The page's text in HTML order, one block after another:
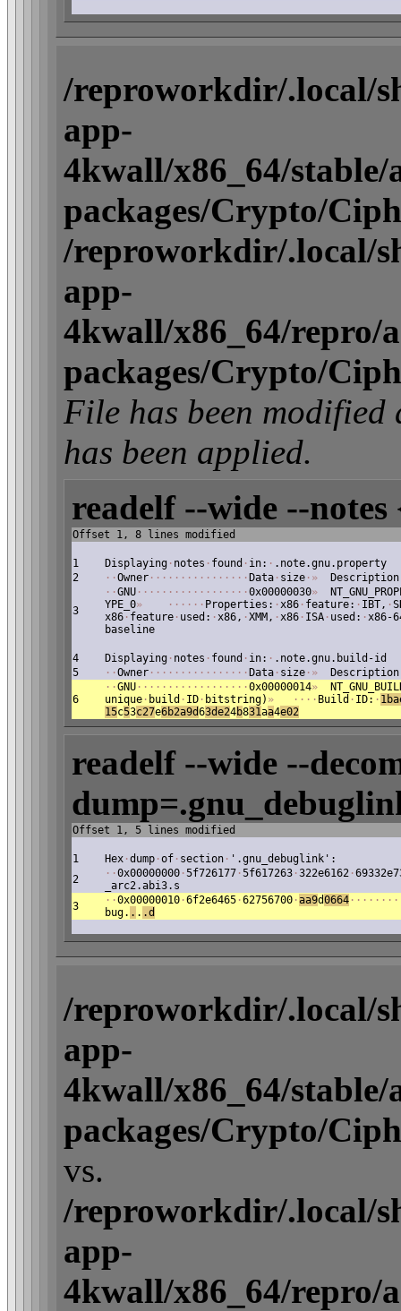
/reproworkdir/.local/
app-
4kwall/x86_64/
packages/Crypto/
/reproworkdir/.local/
app-
4kwall/x86_64/repro/
packages/Crypto/
File has been
has been applied.
readelf --wide --notes
Offset 1, 8 lines modified
1 Displaying · notes · found · in: · .note.gnu.property
2
· ·Owner · · · · · · · · · · · · · · · · Data · size · » Description
3
· ·GNU · · · · · · · · · · · · · · · · · ·0x00000030»
YPE_0» · · · · · · Properties: ·x86 · feature: · IBT, ·
x86 · feature · used: ·x86, ·XMM, ·x86 · ISA · used: ·x86-
baseline
4 Displaying · notes · found · in: · .note.gnu.build-id
5
· ·Owner · · · · · · · · · · · · · · · · Data · size · » Description
6
· ·GNU · · · · · · · · · · · · · · · · · ·0x00000014»
unique · build · ID · bitstring) » · · · · Build · ID: · 1ba
15c53c27e6b2a9d63de24b831aa4e02
readelf --wide --
Offset 1, 5 lines modified
1 Hex ·dump ·of · section · '.gnu_debuglink':
2
· ·0x00000000 ·5f726177 ·5f617263 ·322e6162 ·
_arc2.abi3.s
3
· ·0x00000010 ·6f2e6465 ·62756700 ·aa9d0664 · · · · · · · ·
bug. . . .d
/reproworkdir/.local/
app-
4kwall/x86_64/
packages/Crypto/
vs.
/reproworkdir/.local/
app-
4kwall/x86_64/repro/